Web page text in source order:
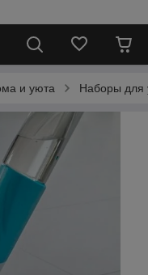
и уюта Наборы для